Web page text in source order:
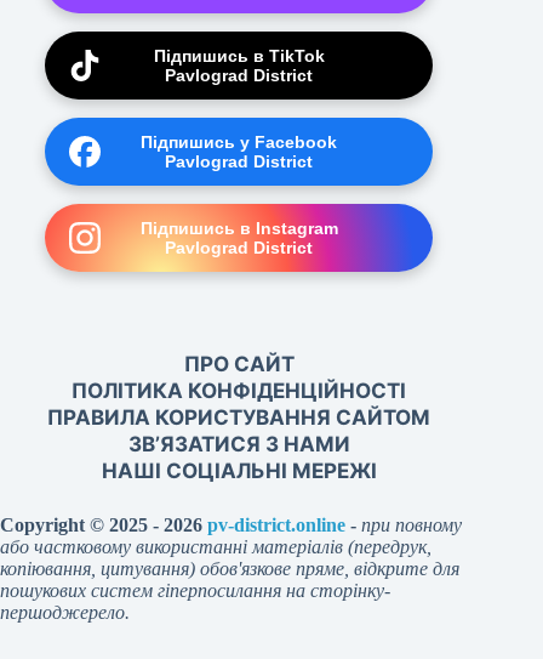
Підпишись в TikTok
Pavlograd District
Підпишись у Facebook
Pavlograd District
Підпишись в Instagram
Pavlograd District
ПРО САЙТ
ПОЛІТИКА КОНФІДЕНЦІЙНОСТІ
ПРАВИЛА КОРИСТУВАННЯ САЙТОМ
ЗВ’ЯЗАТИСЯ З НАМИ
НАШІ СОЦІАЛЬНІ МЕРЕЖІ
Copyright © 2025 - 2026 pv-district.online - при повному
або частковому використанні матеріалів (передрук,
копіювання, цитування) обов'язкове пряме, відкрите для
пошукових систем гіперпосилання на сторінку-
першоджерело.